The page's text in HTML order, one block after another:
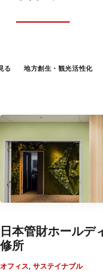
る 地方創生・観光活性化
日本管財ホールデ
修所
オフィス, サステイナブル